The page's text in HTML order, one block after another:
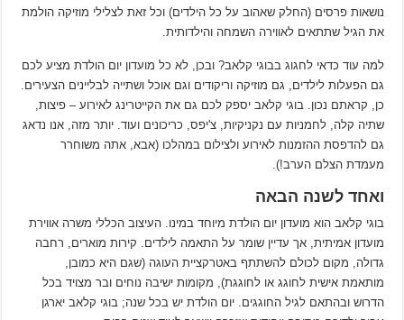
נושאות פרסים (החלק שאהוב על כל הילדים) וכל זאת לצלילי מוזיקה הולמת
את הגיל שתתאים לאווירה השמחה והילדותית.
למה עוד כדאי לחגוג בבוגי קלאב? ובכן, לא כל מועדון יום הולדת מציע לכם
גם הפעלות לילדים, גם מוזיקה וריקודים וגם אוכל ושתייה לבליינים הצעירים.
כן, קראתם נכון. בוגי קלאב יספק לכם גם את הקייטרינג לאירוע – פיצות,
שתיה קלה, לחמניות עם נקניקיות, צ'יפס, כריכונים ועוד. יותר מזה, אנו נדאג
גם להדפסת ההזמנות לאירוע ולצילום במהלכו (אבא, אתה משוחרר
מעמדת הצלם הערב!).
ואחד לשנה הבאה
בוגי קלאב הוא מועדון יום הולדת מיוחד במינו. העיצוב הכללי משרה אווירת
מועדון אמיתית, אך עדיין שומר על התאמה לילדים. קירות מוארים, רחבה
גדולה, מקום לכולם להשתתף באטרקציית העוגה (שגם היא כמובן,
מותאמת אישית לחוגג או לחוגגת), מקומות ישיבה נוחים ובר מצויד בכל
הדרוש ובהתאם לגיל החוגגים. יום הולדת יש בכל שנה; בוגי קלאב יארגן